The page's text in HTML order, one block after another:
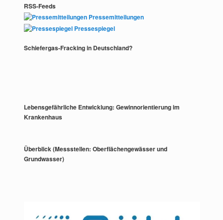
RSS-Feeds
Pressemitteilungen
Pressespiegel
Schiefergas-Fracking in Deutschland?
Lebensgefährliche Entwicklung: Gewinnorientierung im
Krankenhaus
Überblick (Messstellen: Oberflächengewässer und
Grundwasser)